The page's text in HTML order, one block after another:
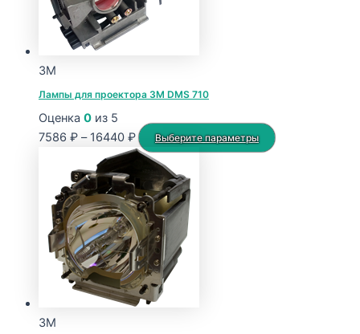
3M
Лампы для проектора 3M DMS 710
Оценка 0 из 5
7586 ₽ – 16440 ₽Диапазон
цен:
7586 ₽
–
16440 ₽
Выберите параметры
Этот
3M